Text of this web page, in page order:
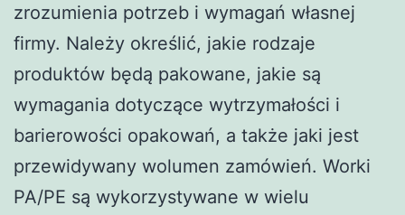
zrozumienia potrzeb i wymagań własnej
firmy. Należy określić, jakie rodzaje
produktów będą pakowane, jakie są
wymagania dotyczące wytrzymałości i
barierowości opakowań, a także jaki jest
przewidywany wolumen zamówień. Worki
PA/PE są wykorzystywane w wielu